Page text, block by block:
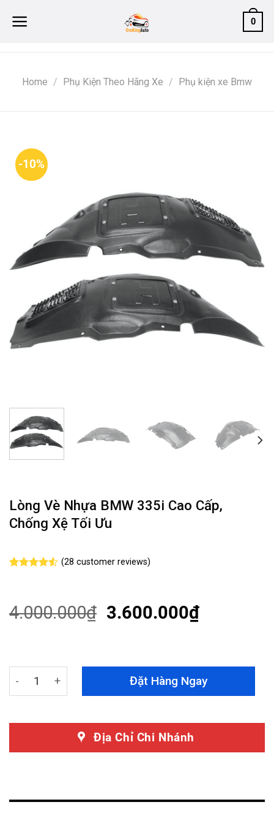
0
Home / Phụ Kiện Theo Hãng Xe / Phụ kiện xe Bmw
-10%
Lòng Vè Nhựa BMW 335i Cao Cấp,
Chống Xệ Tối Ưu
based on
customer
(28 customer reviews)
4.000.000₫ 3.600.000₫
Lòng Vè Nhựa BMW 335i Cao Cấp, Chống Xệ Tối Ưu
Đặt Hàng Ngay
Địa Chỉ Chi Nhánh